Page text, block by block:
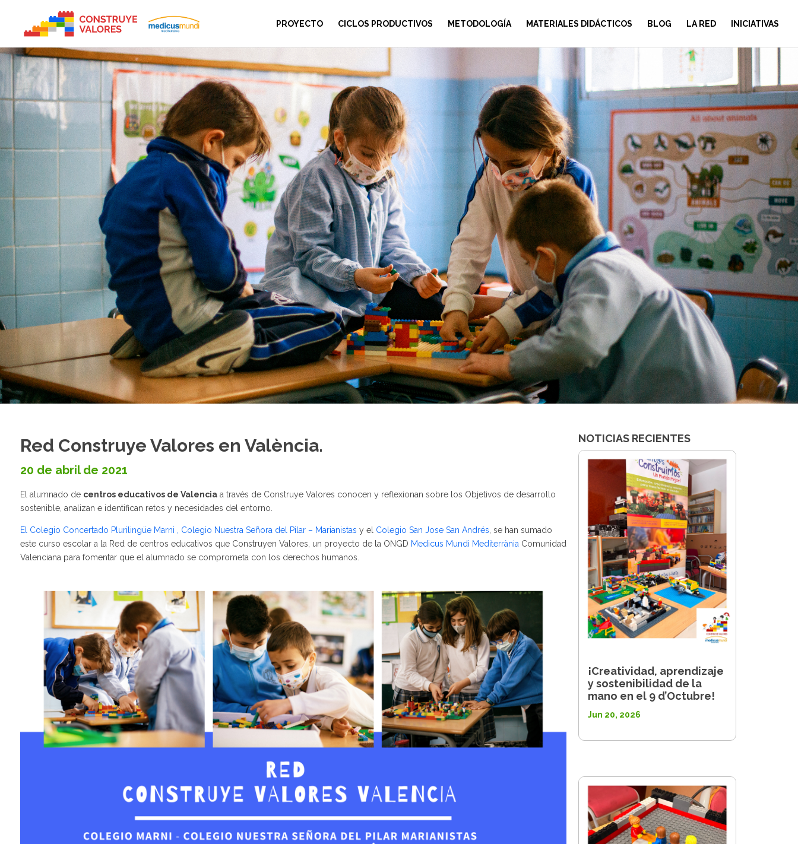
PROYECTO CICLOS PRODUCTIVOS METODOLOGÍA MATERIALES DIDÁCTICOS BLOG LA RED INICIATIVAS
Red Construye Valores en València.
20 de abril de 2021
El alumnado de centros educativos de Valenciaa través de Construye Valores conocen y reflexionan sobre los Objetivos de desarrollo
sostenible, analizan e identifican retos y necesidades del entorno.
El Colegio Concertado Plurilingüe Marni , Colegio Nuestra Señora del Pilar – Marianistas y el Colegio San Jose San Andrés , se han sumado
este curso escolar a la Red de centros educativos que Construyen Valores, un proyecto de la ONGD Medicus Mundi Mediterrània Comunidad
Valenciana para fomentar que el alumnado se comprometa con los derechos humanos.
NOTICIAS RECIENTES
¡Creatividad, aprendizaje
y sostenibilidad de la
mano en el 9 d’Octubre!
Jun 20, 2026